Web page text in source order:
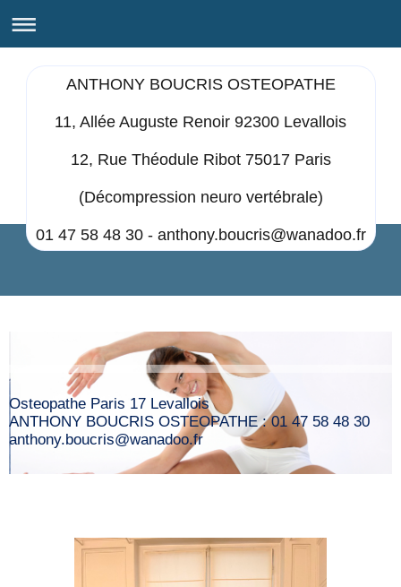
ANTHONY BOUCRIS OSTEOPATHE
11, Allée Auguste Renoir 92300 Levallois
12, Rue Théodule Ribot 75017 Paris
(Décompression neuro vertébrale)
01 47 58 48 30 - anthony.boucris@wanadoo.fr
Osteopathe Paris 17 Levallois
ANTHONY BOUCRIS OSTEOPATHE : 01 47 58 48 30
anthony.boucris@wanadoo.fr